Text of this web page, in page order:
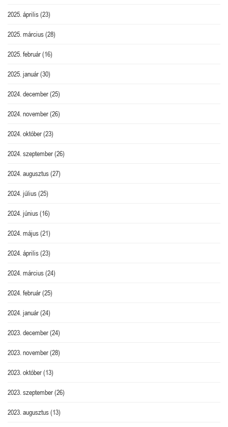
2025. április(23)
2025. március(28)
2025. február(16)
2025. január(30)
2024. december(25)
2024. november(26)
2024. október(23)
2024. szeptember(26)
2024. augusztus(27)
2024. július(25)
2024. június(16)
2024. május(21)
2024. április(23)
2024. március(24)
2024. február(25)
2024. január(24)
2023. december(24)
2023. november(28)
2023. október(13)
2023. szeptember(26)
2023. augusztus(13)